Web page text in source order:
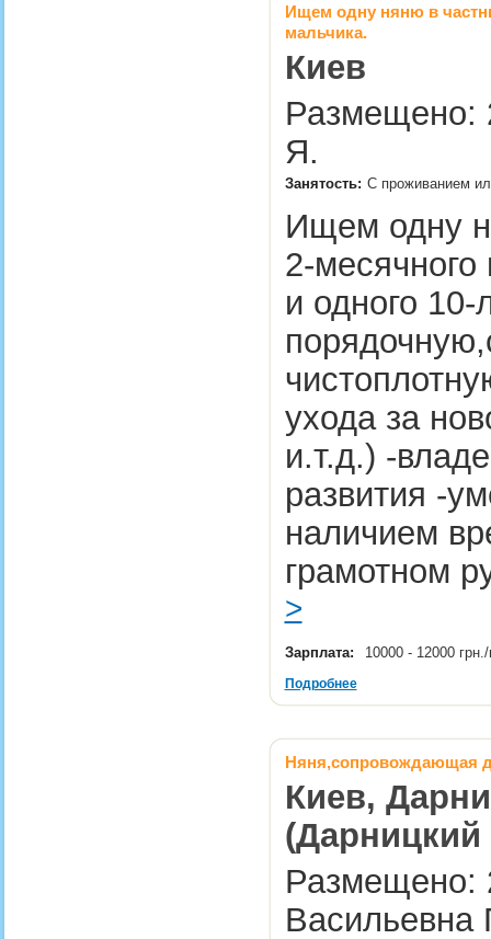
Ищем одну няню в
мальчика.
Киев
Размещено:
Я.
Занятость: С проживанием
Ищем одну
2-
и одного 10-
ухода за
и.т.д.) -
развития -
наличием
грамотном
>
Зарплата: 10000 - 12000
Подробнее
Няня,сопровождающая
Киев,
(Дарницкий
Размещено:
Васильевна